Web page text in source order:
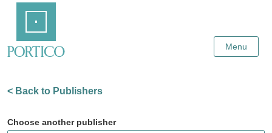
Content
Menu
< Back to Publishers
Choose another publisher